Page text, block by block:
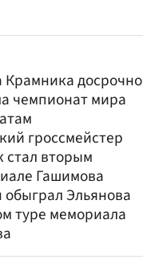
Крамника досрочно
чемпионат мира
гроссмейстер
стал вторым
Гашимова
Эльянова
туре мемориала